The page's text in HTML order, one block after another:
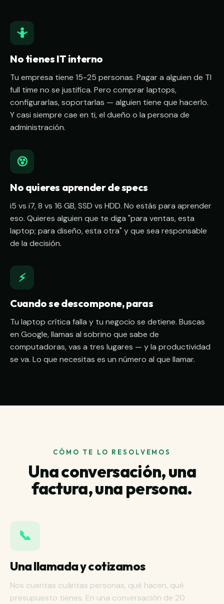
🤷
No tienes IT interno
Tu empresa tiene 15-25 personas. Pagar a alguien de TI
full time no se justifica. Pero comprar laptops,
configurarlas, soportarlas — alguien tiene que hacerlo.
Y casi siempre cae en ti, el dueño o la persona de
administración.
😵
No quieres aprender de specs
i5 vs i7, 8 vs 16 GB, SSD vs HDD. No estás para aprender
eso. Quieres alguien que te diga "para ventas, esta
laptop; para diseño, esta otra" y que sea responsable
de la decisión.
⚡
Cuando se descompone, paras
Tu laptop crítica falla y tu negocio se detiene. Buscas
en Google, llamas al sobrino que sabe de
computadoras, vas a tres lugares — y la productividad
se va. Lo que necesitas es un número al que llamar.
CÓMO TE LO RESOLVEMOS
Una conversación, una
factura, una persona.
📞
Una llamada y cotizamos
Nos cuentas cuántas personas, qué hacen, qué
presupuesto tienes. En una conversación de 20